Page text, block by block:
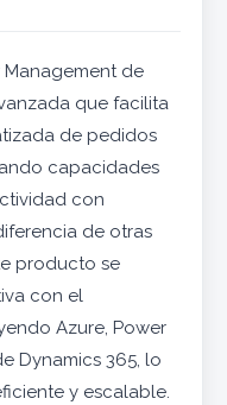
Management de
que facilita
de pedidos
capacidades
con
de otras
producto se
con el
Azure, Power
Dynamics 365, lo
y escalable.